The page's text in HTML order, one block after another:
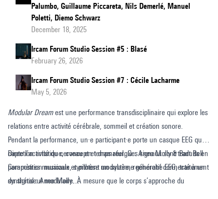
Palumbo, Guillaume Piccareta, Nils Demerlé, Manuel
Poletti, Diemo Schwarz
December 18, 2025
Ircam Forum Studio Session #5 : Blasé
February 26, 2026
Ircam Forum Studio Session #7 : Cécile Lacharme
May 5, 2026
Modular Dreamest une performance transdisciplinaire qui explore les
relations entre activité cérébrale, sommeil et création sonore.
Pendant la performance, un·e participant·e porte un casque EEG qui
capte l’activité du cerveau en temps réel. Ces signaux sont traduits en
paramètres musicaux et pilotent un système génératif connecté à un
synthétiseur modulaire. À mesure que le corps s’approche du
Direction artistique, concept et dramaturgie : Anee Molly & Bart Bell
Composition musicale, synthèse modulaire, recherche EEG, traitement
du signal : Anee Molly